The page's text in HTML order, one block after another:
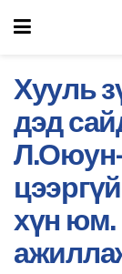
Хууль
дэд
хүн юм.